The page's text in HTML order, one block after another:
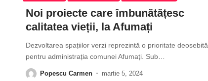
Noi proiecte care îmbunătățesc
calitatea vieții, la Afumați
Dezvoltarea spațiilor verzi reprezintă o prioritate deosebită
pentru administrația comunei Afumați. Sub
Popescu Carmen martie 5, 2024